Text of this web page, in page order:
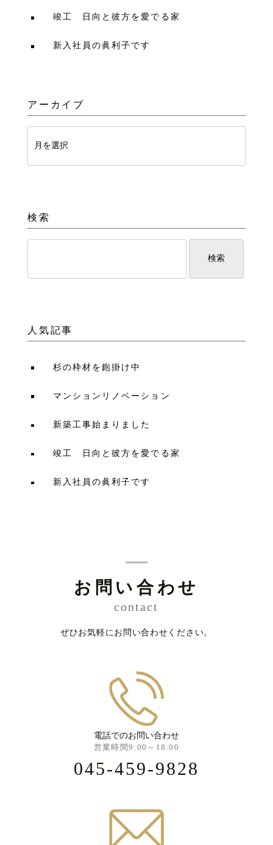
竣工 日向と彼方を愛でる家
新入社員の眞利子です
アーカイブ
検索
人気記事
杉の枠材を鉋掛け中
マンションリノベーション
新築工事始まりました
竣工 日向と彼方を愛でる家
新入社員の眞利子です
お問い合わせ
contact
ぜひお気軽にお問い合わせください。
電話でのお問い合わせ
営業時間9:00～18:00
045-459-9828